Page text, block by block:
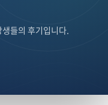
들의 후기입니다.